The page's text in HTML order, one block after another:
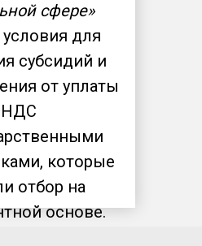
сфере»
условия для
субсидий и
от уплаты
НДС
которые
отбор на
основе.